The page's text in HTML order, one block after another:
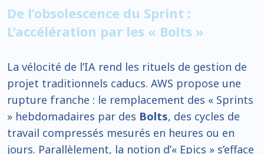
De l’obsolescence du Sprint :
L’accélération par les « Bolts »
La vélocité de l’IA rend les rituels de gestion de
projet traditionnels caducs. AWS propose une
rupture franche : le remplacement des « Sprints
» hebdomadaires par des Bolts, des cycles de
travail compressés mesurés en heures ou en
jours. Parallèlement, la notion d’« Epics » s’efface